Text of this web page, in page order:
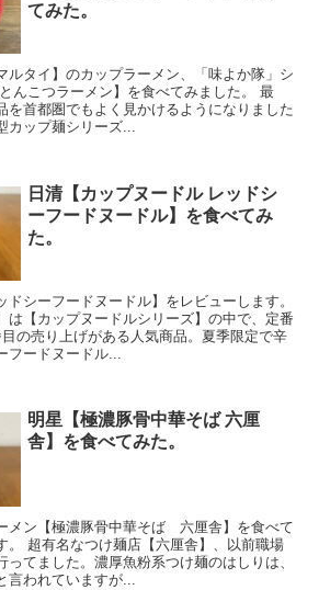
てみた。
ルタイ】のカップラーメン、「味よか隊」シ
んこつラーメン】を食べてみました。 最
を首都圏でもよく見かけるようになりました
カップ麺シリーズ...
日清【カップヌードル レッドシ
ーフードヌードル】を食べてみ
た。
ドシーフードヌードル】をレビューします。
は【カップヌードルシリーズ】の中で、定番
の売り上げがある人気商品。夏季限定で辛
フードヌードル...
明星【極濃豚骨中華そば 六厘
舎】を食べてみた。
メン【極濃豚骨中華そば 六厘舎】を食べて
。 超有名なつけ麺店【六厘舎】、以前職場
ってました。濃厚魚粉系つけ麺のはしりは、
言われていますが...